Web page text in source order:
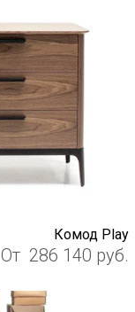
Комод Play
От 286 140 руб.